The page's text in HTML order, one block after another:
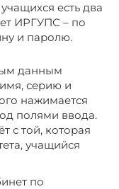
есть два
ИРГУПС – по
и паролю.
данным
серию и
нажимается
полями ввода.
с той, которая
учащийся
по